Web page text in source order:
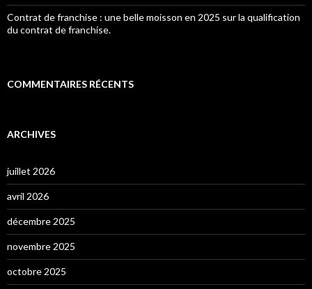
Contrat de franchise : une belle moisson en 2025 sur la qualification
du contrat de franchise.
COMMENTAIRES RÉCENTS
ARCHIVES
juillet 2026
avril 2026
décembre 2025
novembre 2025
octobre 2025